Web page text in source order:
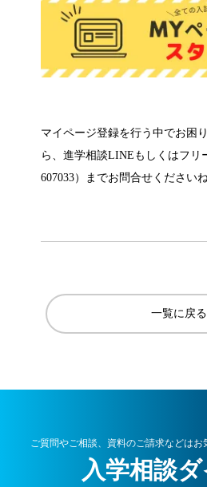
マイページ登録を行う中でお困
ら、進学相談LINE もしくはフリ
607033）までお問合せくださいね
一覧に戻る
ご質問やご相談、資料のご請求などは
入学相談